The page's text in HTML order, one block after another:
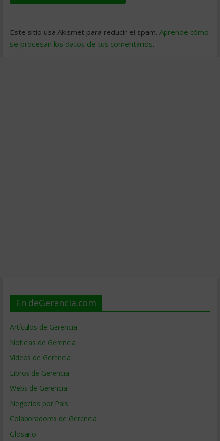
Este sitio usa Akismet para reducir el spam. Aprende cómo
se procesan los datos de tus comentarios.
En deGerencia.com
Artículos de Gerencia
Noticias de Gerencia
Videos de Gerencia
Libros de Gerencia
Webs de Gerencia
Negocios por País
Colaboradores de Gerencia
Glosario